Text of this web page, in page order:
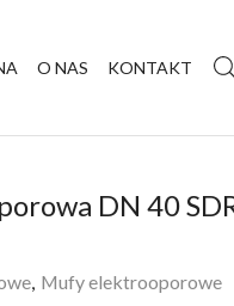
O NAS KONTAKT
DN 40
, Mufy elektrooporowe